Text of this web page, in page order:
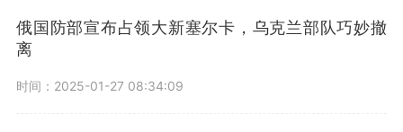
俄国防部宣布占领大新塞尔卡，乌克兰部队巧妙撤
离
时间：2025-01-27 08:34:09